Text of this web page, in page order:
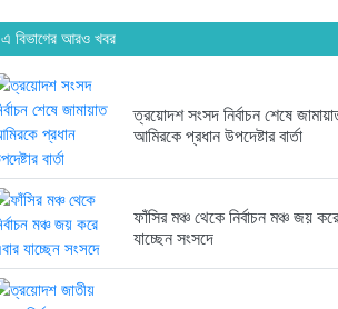
সংসদে যাচ্ছেন পিন্টু-টুকু আপন দুই...
ত্রয়োদশ জাতীয় সংসদ নির্বাচনে জয়ে...
6 months আগে
এ বিভাগের আরও খবর
ত্রয়োদশ সংসদ নির্বাচন শেষে
আমিরকে প্রধান উপদেষ্টার বার্তা
ফাঁসির মঞ্চ থেকে নির্বাচন মঞ্চ জয়
যাচ্ছেন সংসদে